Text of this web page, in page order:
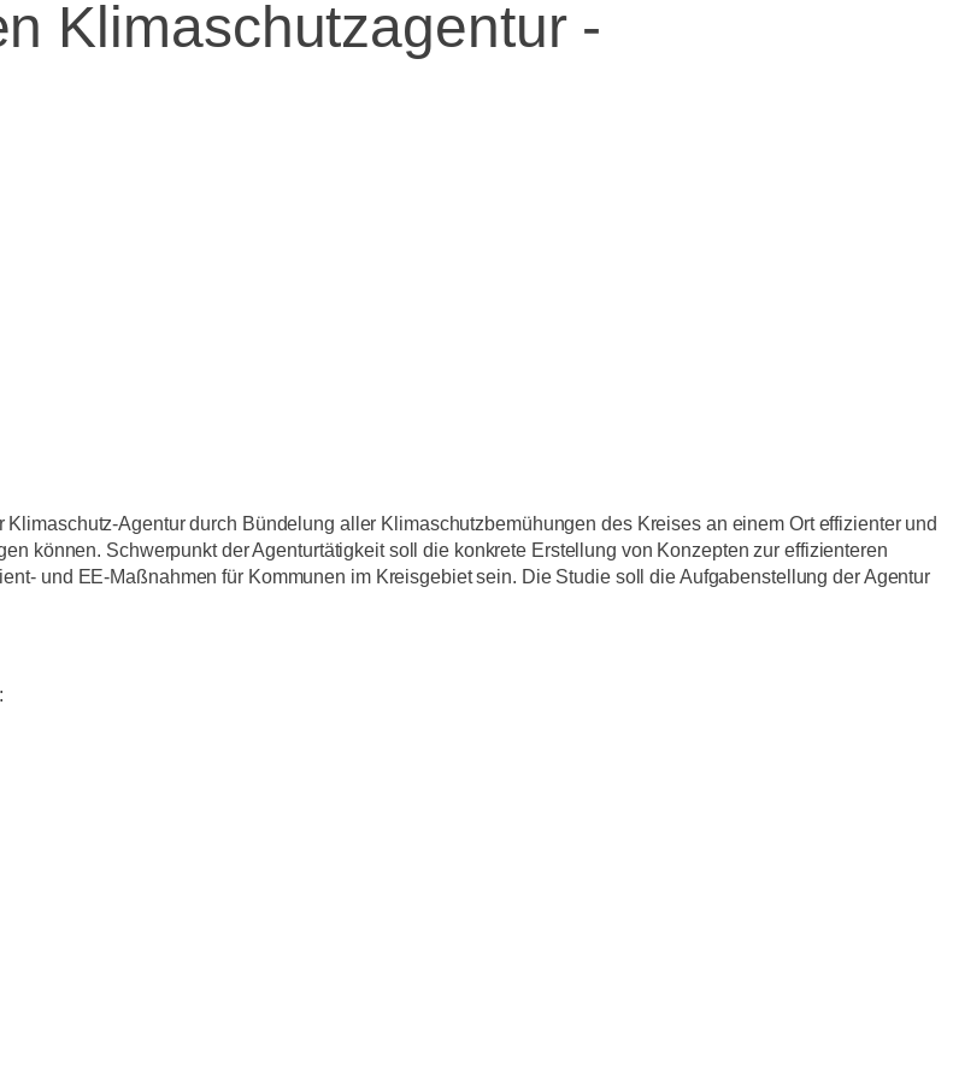
Klimaschutzagentur -
Agentur durch Bündelung aller Klimaschutzbemühungen des Kreises an einem Ort effizienter und
können. Schwerpunkt der Agenturtätigkeit soll die konkrete Erstellung von Konzepten zur effizienteren
und EE-Maßnahmen für Kommunen im Kreisgebiet sein. Die Studie soll die Aufgabenstellung der Agentur